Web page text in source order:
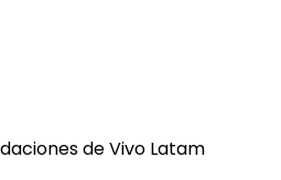
de Vivo Latam